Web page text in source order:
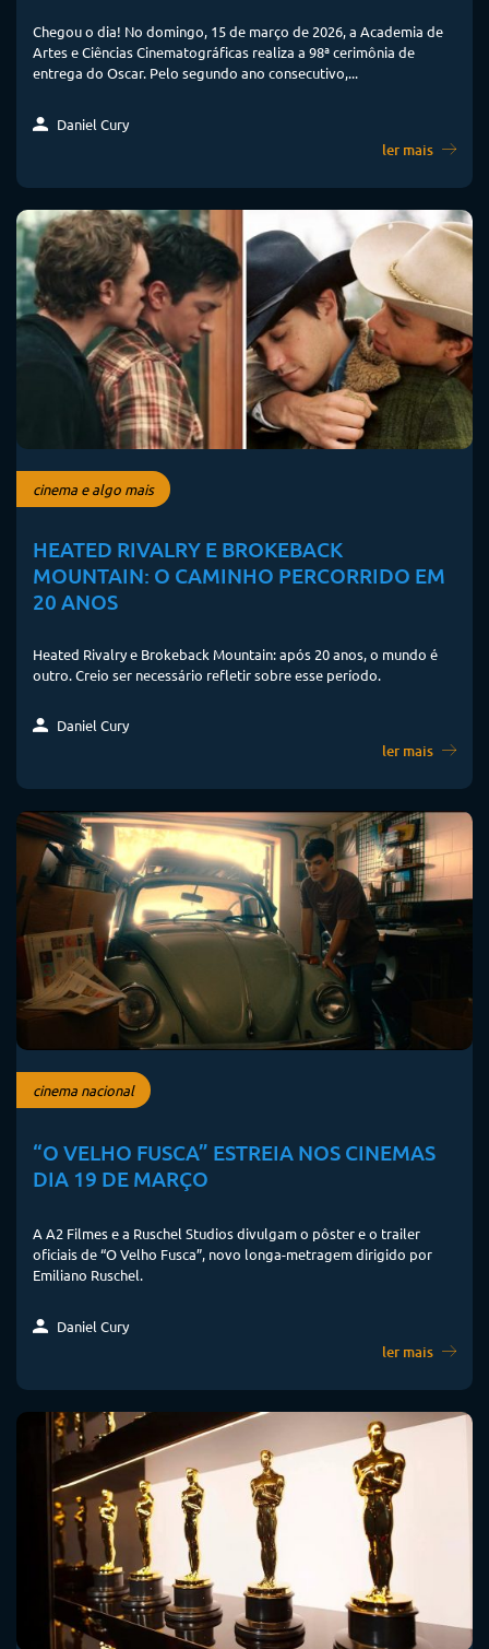
Chegou o dia! No domingo, 15 de março de 2026, a Academia de
Artes e Ciências Cinematográficas realiza a 98ª cerimônia de
entrega do Oscar. Pelo segundo ano consecutivo,...
Daniel Cury
ler mais
cinema e algo mais
HEATED RIVALRY E BROKEBACK
MOUNTAIN: O CAMINHO PERCORRIDO EM
20 ANOS
Heated Rivalry e Brokeback Mountain: após 20 anos, o mundo é
outro. Creio ser necessário refletir sobre esse período.
Daniel Cury
ler mais
cinema nacional
“O VELHO FUSCA” ESTREIA NOS CINEMAS
DIA 19 DE MARÇO
A A2 Filmes e a Ruschel Studios divulgam o pôster e o trailer
oficiais de “O Velho Fusca”, novo longa-metragem dirigido por
Emiliano Ruschel.
Daniel Cury
ler mais